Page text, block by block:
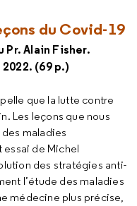
du Covid-19
Pr. Alain Fisher.
(69 p.)
que la lutte contre
Les leçons que nous
maladies
de Michel
des stratégies anti-
l’étude des maladies
médecine plus précise,